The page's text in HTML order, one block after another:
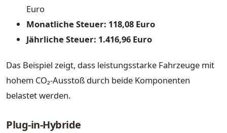
Euro
Monatliche Steuer: 118,08 Euro
Jährliche Steuer: 1.416,96 Euro
Das Beispiel zeigt, dass leistungsstarke Fahrzeuge mit
hohem CO₂-Ausstoß durch beide Komponenten
belastet werden.
Plug-in-Hybride